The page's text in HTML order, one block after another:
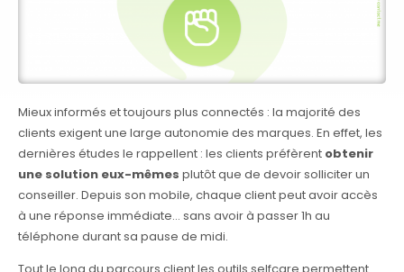
Mieux informés et toujours plus connectés : la majorité des
clients exigent une large autonomie des marques. En effet, les
dernières études le rappellent : les clients préfèrent obtenir
une solution eux-mêmes plutôt que de devoir solliciter un
conseiller. Depuis son mobile, chaque client peut avoir accès
à une réponse immédiate… sans avoir à passer 1h au
téléphone durant sa pause de midi.